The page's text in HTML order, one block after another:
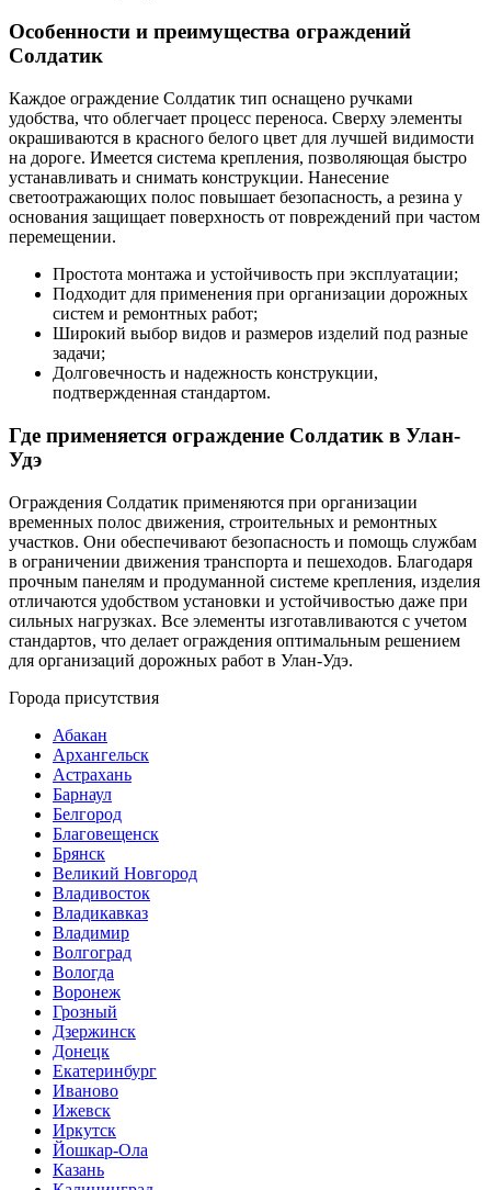
Особенности и преимущества ограждений
Солдатик
Каждое ограждение Солдатик тип оснащено ручками
удобства, что облегчает процесс переноса. Сверху элементы
окрашиваются в красного белого цвет для лучшей видимости
на дороге. Имеется система крепления, позволяющая быстро
устанавливать и снимать конструкции. Нанесение
светоотражающих полос повышает безопасность, а резина у
основания защищает поверхность от повреждений при частом
перемещении.
Простота монтажа и устойчивость при эксплуатации;
Подходит для применения при организации дорожных
систем и ремонтных работ;
Широкий выбор видов и размеров изделий под разные
задачи;
Долговечность и надежность конструкции,
подтвержденная стандартом.
Где применяется ограждение Солдатик в Улан-
Удэ
Ограждения Солдатик применяются при организации
временных полос движения, строительных и ремонтных
участков. Они обеспечивают безопасность и помощь службам
в ограничении движения транспорта и пешеходов. Благодаря
прочным панелям и продуманной системе крепления, изделия
отличаются удобством установки и устойчивостью даже при
сильных нагрузках. Все элементы изготавливаются с учетом
стандартов, что делает ограждения оптимальным решением
для организаций дорожных работ в Улан-Удэ.
Города присутствия
Абакан
Архангельск
Астрахань
Барнаул
Белгород
Благовещенск
Брянск
Великий Новгород
Владивосток
Владикавказ
Владимир
Волгоград
Вологда
Воронеж
Грозный
Дзержинск
Донецк
Екатеринбург
Иваново
Ижевск
Иркутск
Йошкар-Ола
Казань